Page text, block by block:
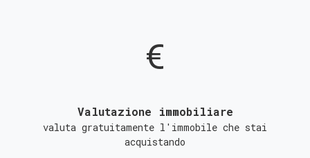
Valutazione immobiliare
valuta gratuitamente l'immobile che stai
acquistando